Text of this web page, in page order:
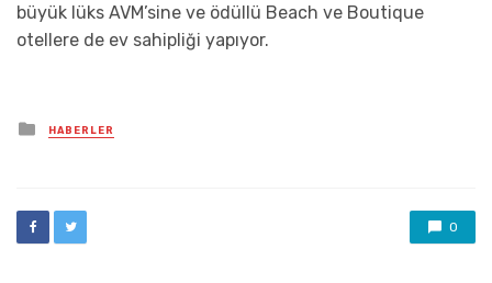
büyük lüks AVM’sine ve ödüllü Beach ve Boutique
otellere de ev sahipliği yapıyor.
Posted
in
HABERLER
0